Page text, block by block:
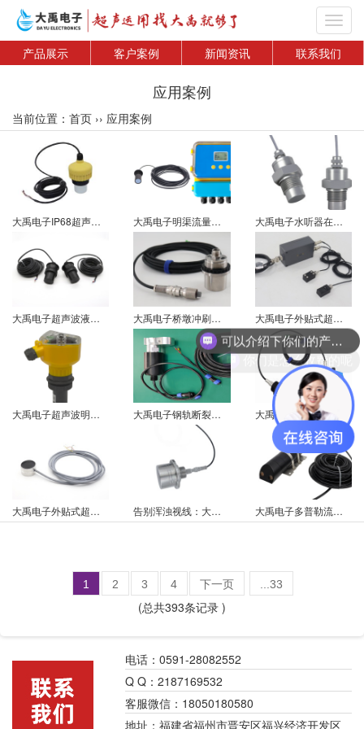
产品展示
客户案例 新闻资讯 联系我们
应用案例
当前位置： 首页 ›› 应用案例
大禹电子IP68超声波水位计在潮湿环境下的应用案例 大禹电子明渠流量计在新疆出水管道流量监测改造应用案例 大禹电子水听器在水下管道泄漏检测中的应用实践
大禹电子超声波液位差计安装在四川某污水处理厂指导安装案例 大禹电子桥墩冲刷监测传感器在甘肃姚河的应用案例 大禹电子外贴式超声波传感器在卧式圆筒型油枕变压器油枕的应用
大禹电子超声波明渠流量计在焦作市污水处理厂进出水口的应用案例 大禹电子钢轨断裂裂纹监测和检测应用在成都段的实战案例
大禹电子外贴式超声波液位计在波纹管式油枕上的应用案例 告别浑浊视线：大禹电子超声波传感器让水下清淤不再“撞南墙” 大禹电子多普勒流量计武汉市政污水管网监测案例
1 2 3 4 下一页 ...33
(总共393条记录 )
电话：0591-28082552
Q Q：2187169532
客服微信：18050180580
地址：福建省福州市晋安区福兴经济开发区
你们是怎么收费的呢